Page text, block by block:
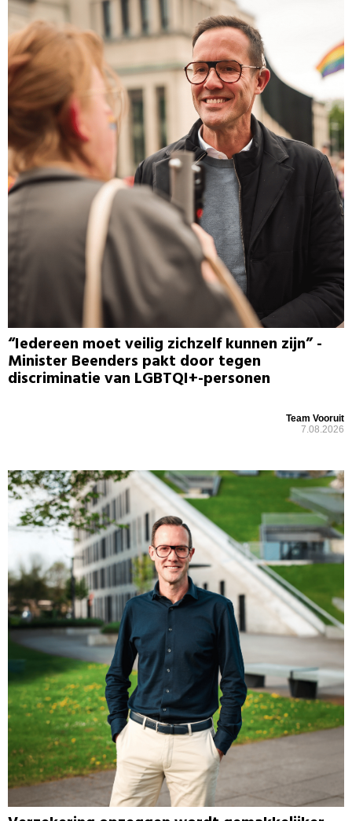
“Iedereen moet veilig zichzelf kunnen zijn” -
Minister Beenders pakt door tegen
discriminatie van LGBTQI+-personen
Team Vooruit
7.08.2026